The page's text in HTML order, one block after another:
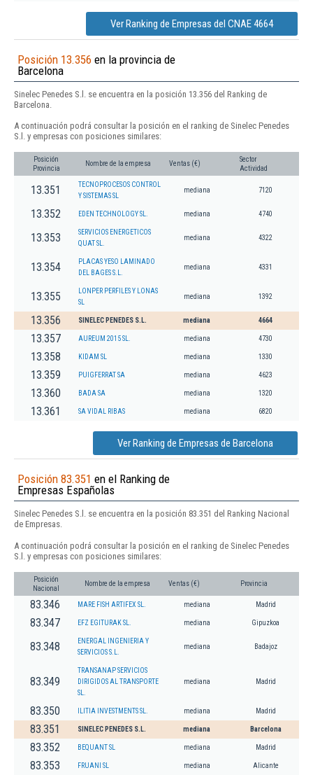
Ver Ranking de Empresas del CNAE 4664
Posición 13.356 en la provincia de
Barcelona
Sinelec Penedes S.l. se encuentra en la posición 13.356 del Ranking de
Barcelona.
A continuación podrá consultar la posición en el ranking de Sinelec Penedes
S.l. y empresas con posiciones similares:
Posición
Provincia
Nombre de la empresa Ventas (€)
Sector
Actividad
13.351
TECNOPROCESOS CONTROL
Y SISTEMAS SL
mediana 7120
13.352 EDEN TECHNOLOGY SL. mediana 4740
13.353
SERVICIOS ENERGETICOS
QUAT SL.
mediana 4322
13.354
PLACAS YESO LAMINADO
DEL BAGES S.L.
mediana 4331
13.355
LONPER PERFILES Y LONAS
SL
mediana 1392
13.356 SINELEC PENEDES S.L. mediana 4664
13.357 AUREUM 2015 SL. mediana 4730
13.358 KIDAM SL mediana 1330
13.359 PUIGFERRAT SA mediana 4623
13.360 BADA SA mediana 1320
13.361 SA VIDAL RIBAS mediana 6820
Ver Ranking de Empresas de Barcelona
Posición 83.351 en el Ranking de
Empresas Españolas
Sinelec Penedes S.l. se encuentra en la posición 83.351 del Ranking Nacional
de Empresas.
A continuación podrá consultar la posición en el ranking de Sinelec Penedes
S.l. y empresas con posiciones similares:
Posición
Nacional
Nombre de la empresa Ventas (€) Provincia
83.346 MARE FISH ARTIFEX SL. mediana Madrid
83.347 EFZ EGITURAK SL. mediana Gipuzkoa
83.348
ENERGAL INGENIERIA Y
SERVICIOS S.L.
mediana Badajoz
83.349
TRANSANAP SERVICIOS
DIRIGIDOS AL TRANSPORTE
SL.
mediana Madrid
83.350 ILITIA INVESTMENTS SL. mediana Madrid
83.351 SINELEC PENEDES S.L. mediana Barcelona
83.352 BEQUANT SL mediana Madrid
83.353 FRUANI SL mediana Alicante